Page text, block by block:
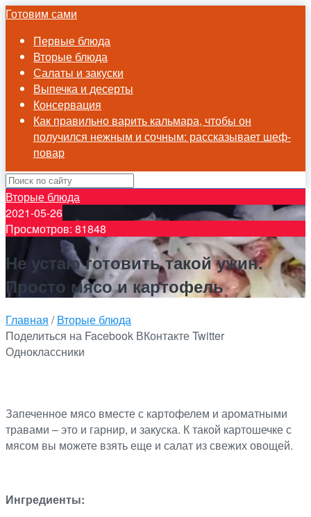
Готовим сами
Первые блюда
Вторые блюда
Салаты и закуски
Выпечка и десерты
Консервация
Как правильно варить кальмара, чтобы он
получился нежным и сочным: рассказывает шеф-
повар
Вторые блюда
2021-05-26
Просмотров: 81848
Не устаю готовить такой ужин.
Просто мясо и картофель
Главная /Вторые блюда
Поделиться на Facebook ВКонтактеTwitter
Одноклассники
Запеченное мясо вместе с картофелем и ароматными
травами – это и гарнир, и закуска. К такой картошечке с
мясом вы можете взять еще и салат из свежих овощей.
Ингредиенты: